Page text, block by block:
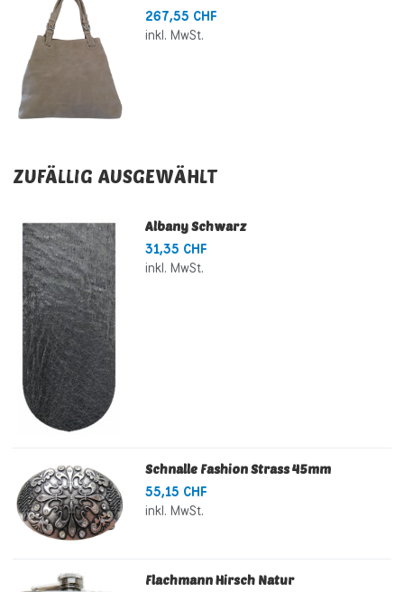
267,55 CHF
inkl. MwSt.
ZUFÄLLIG AUSGEWÄHLT
Albany Schwarz
31,35 CHF
inkl. MwSt.
Schnalle Fashion Strass 45mm
55,15 CHF
inkl. MwSt.
Flachmann Hirsch Natur